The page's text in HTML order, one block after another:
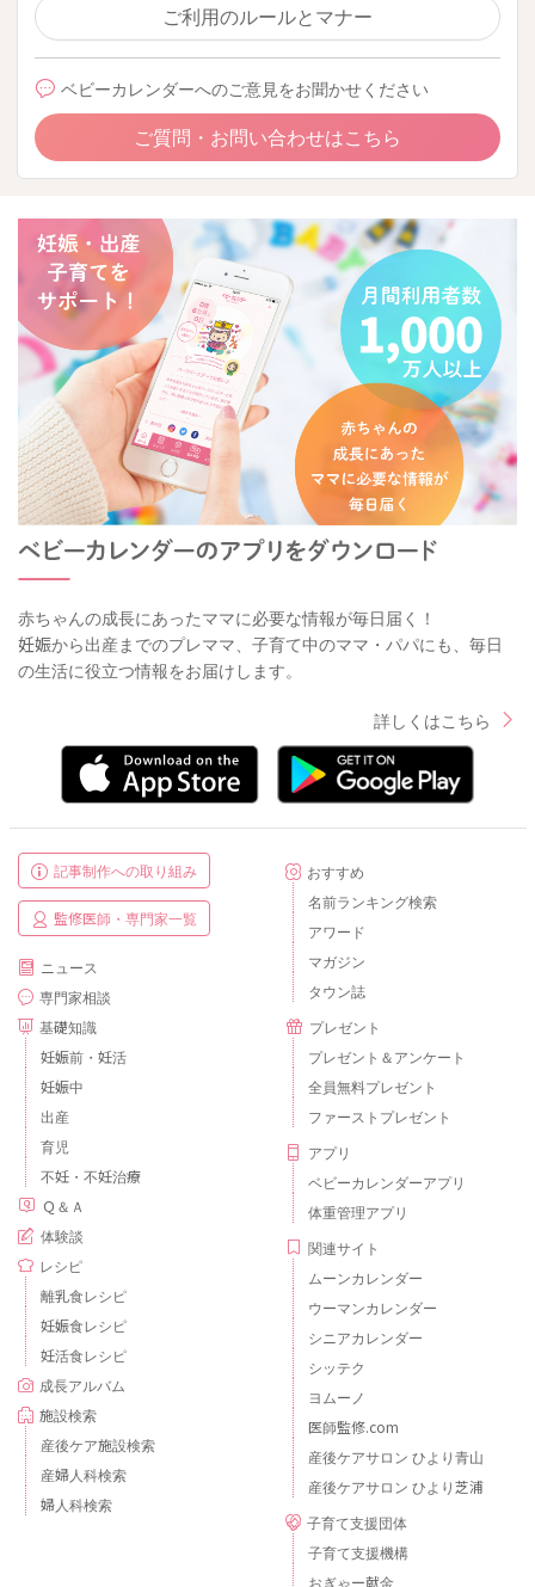
ご利用のルールとマナー
ベビーカレンダーへのご意見をお聞かせください
ご質問・お問い合わせはこちら
赤ちゃんの成長にあったママに必要な情報が毎日届く！
妊娠から出産までのプレママ、子育て中のママ・パパにも、毎日
の生活に役立つ情報をお届けします。
詳しくはこちら
記事制作への取り組み
監修医師・専門家一覧
ニュース
専門家相談
基礎知識
妊娠前・妊活
妊娠中
出産
育児
不妊・不妊治療
Ｑ＆Ａ
体験談
レシピ
離乳食レシピ
妊娠食レシピ
妊活食レシピ
成長アルバム
施設検索
産後ケア施設検索
産婦人科検索
婦人科検索
おすすめ
名前ランキング検索
アワード
マガジン
タウン誌
プレゼント
プレゼント＆アンケート
全員無料プレゼント
ファーストプレゼント
アプリ
ベビーカレンダーアプリ
体重管理アプリ
関連サイト
ムーンカレンダー
ウーマンカレンダー
シニアカレンダー
シッテク
ヨムーノ
医師監修.com
産後ケアサロン ひより青山
産後ケアサロン ひより芝浦
子育て支援団体
子育て支援機構
おぎゃー献金